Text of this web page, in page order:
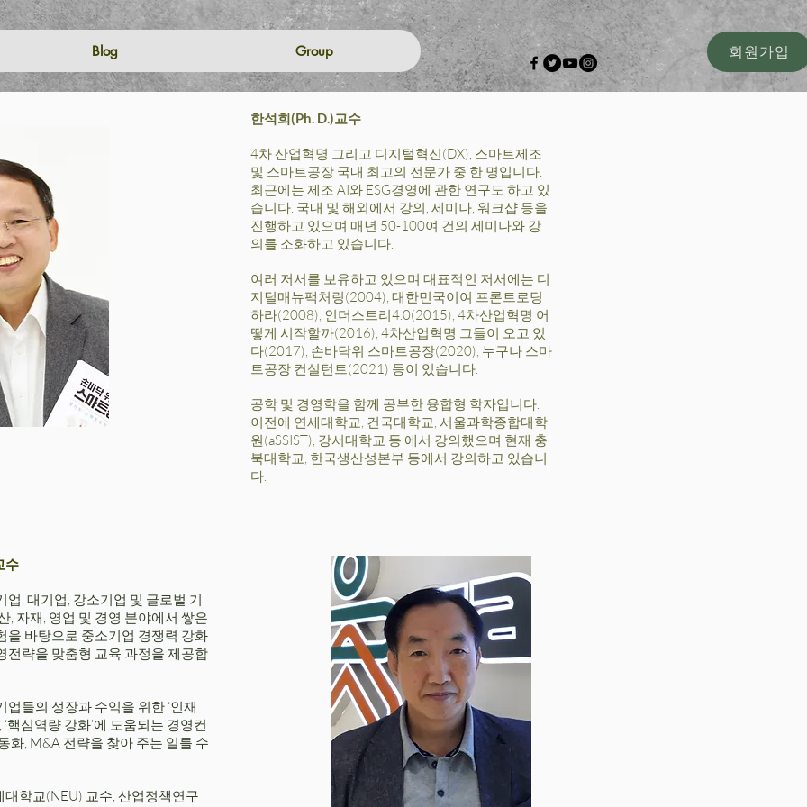
Blog Group 회원가입
한석희(Ph. D.)교수
4차 산업혁명 그리고 디지털혁신(DX), 스마트제조
및 스마트공장 국내 최고의 전문가 중 한 명입니다.
최근에는 제조 AI와 ESG경영에 관한 연구도 하고 있
습니다. 국내 및 해외에서 강의, 세미나, 워크샵 등을
진행하고 있으며 매년 50-100여 건의 세미나와 강
의를 소화하고 있습니다.
여러 저서를 보유하고 있으며 대표적인 저서에는 디
지털매뉴팩처링(2004), 대한민국이여 프론트로딩
하라(2008), 인더스트리4.0(2015), 4차산업혁명 어
떻게 시작할까(2016), 4차산업혁명 그들이 오고 있
다(2017), 손바닥위 스마트공장(2020), 누구나 스마
트공장 컨설턴트(2021) 등이 있습니다.
공학 및 경영학을 함께 공부한 융합형 학자입니다.
이전에 연세대학교, 건국대학교, 서울과학종합대학
원(aSSIST), 강서대학교 등 에서 강의했으며 현재 충
북대학교, 한국생산성본부 등에서 강의하고 있습니
다.
수
업, 대기업, 강소기업 및 글로벌 기
, 자재, 영업 및 경영 분야에서 쌓은
을 바탕으로 중소기업 경쟁력 강화
전략을 맞춤형 교육 과정을 제공합
업들의 성장과 수익을 위한 ‘인재
‘핵심역량 강화’에 도움되는 경영컨
화, M&A 전략을 찾아 주는 일를 수
학교(NEU) 교수, 산업정책연구